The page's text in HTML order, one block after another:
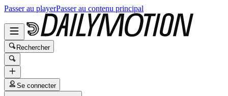
Passer au playerPasser au contenu principal
Rechercher
Se connecter